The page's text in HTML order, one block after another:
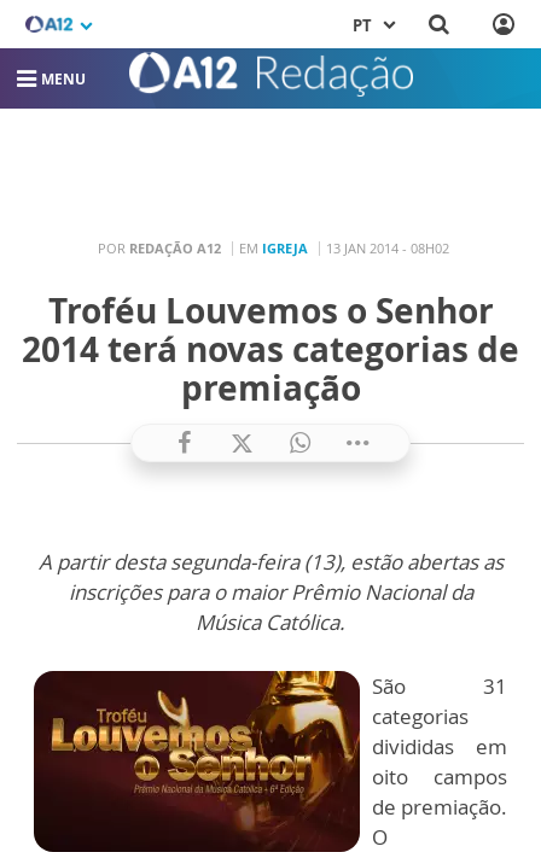
PT
MENU
POR REDAÇÃO A12 EM IGREJA 13 JAN 2014 - 08H02
Troféu Louvemos o Senhor
2014 terá novas categorias de
premiação
A partir desta segunda-feira (13), estão abertas as
inscrições para o maior Prêmio Nacional da
Música Católica.
São 31
categorias
divididas em
oito campos
de premiação.
O